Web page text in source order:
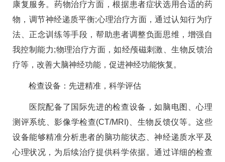
康复服务。药物治疗方面，根据患者症状选用合适的药
物，调节神经递质平衡;心理治疗方面，通过认知行为疗
法、正念训练等手段，帮助患者调整负面思维，增强自
我控制能力;物理治疗方面，如经颅磁刺激、生物反馈治
疗等，改善大脑神经功能，促进神经功能恢复。
检查设备：先进精准，科学评估
医院配备了国际先进的检查设备，如脑电图、心理
测评系统、影像学检查(CT/MRI)、生物反馈仪等。这些
设备能够精准分析患者的脑功能状态、神经递质水平及
心理状况，为后续治疗提供科学依据。通过详细的检查